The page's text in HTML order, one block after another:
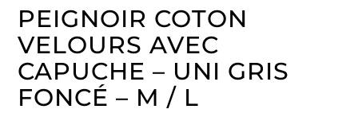
PEIGNOIR COTON
VELOURS AVEC
CAPUCHE – UNI GRIS
FONCÉ – M / L